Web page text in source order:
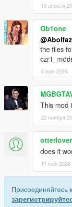
13 апреля
Ob1one
the files
4 мая 2024
This mod
22 ноября
does it
11 мая 2026
Присоединяйтесь